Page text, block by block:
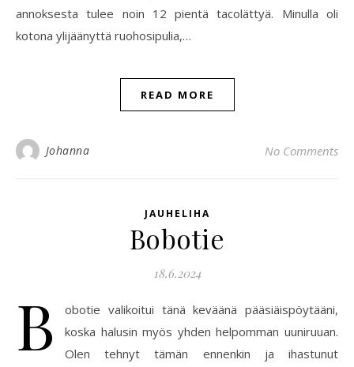
annoksesta tulee noin 12 pientä tacolättyä. Minulla oli
kotona ylijäänyttä ruohosipulia,…
READ MORE
Johanna No Comments
JAUHELIHA
Bobotie
18.6.2024
B
obotie valikoitui tänä keväänä pääsiäispöytääni,
koska halusin myös yhden helpomman uuniruuan.
Olen tehnyt tämän ennenkin ja ihastunut